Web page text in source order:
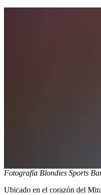
Fotografía Blondies Sports
Ubicado en el corazón del